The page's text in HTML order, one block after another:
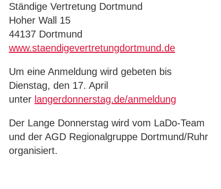
Ständige Vertretung Dortmund
Hoher Wall 15
44137 Dortmund
www.staendigevertretungdortmund.de
Um eine Anmeldung wird gebeten bis
Dienstag, den 17. April
unter langerdonnerstag.de/anmeldung
Der Lange Donnerstag wird vom LaDo-Team
und der AGD Regionalgruppe Dortmund/Ruhr
organisiert.